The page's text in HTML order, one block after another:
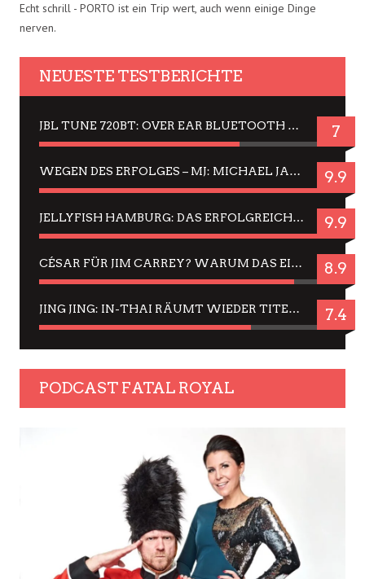
Echt schrill - PORTO ist ein Trip wert, auch wenn einige Dinge
nerven.
NEUESTE TESTBERICHTE
JBL TUNE 720BT: OVER EAR BLUETOOTH KOPFHÖRER UM DIE 50,-€ IM DAUER-TEST 7
WEGEN DES ERFOLGES – MJ: MICHAEL JACKSON MUSICAL IN EINER MATINEE SEHEN 9.9
JELLYFISH HAMBURG: DAS ERFOLGREICHE SOMMER-MENÜ 2025 IN GEFÜHLEN UND BILDERN 9.9
CÉSAR FÜR JIM CARREY? WARUM DAS EINER DER NERVIGSTEN ACTORS IST UND BLEIBT 8.9
JING JING: IN-THAI RÄUMT WIEDER TITEL AB – EIN ZWEI-STUNDEN-ERLEBNISBERICHT 7.4
PODCAST FATAL ROYAL